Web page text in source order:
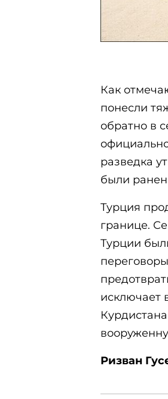
Как
понесли
обратно в
разведка
были
Турция
границе.
Турции
исключает
Ризван